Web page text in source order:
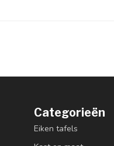
Categorieën
Eiken tafels